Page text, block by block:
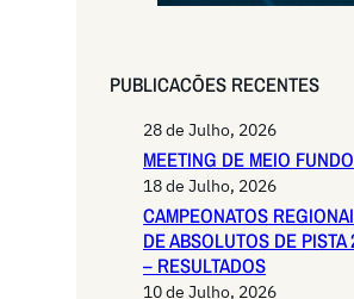
PUBLICACŌES RECENTES
28 de Julho, 2026
MEETING DE MEIO FUNDO
18 de Julho, 2026
CAMPEONATOS
DE ABSOLUTOS DE PISTA
– RESULTADOS
10 de Julho, 2026